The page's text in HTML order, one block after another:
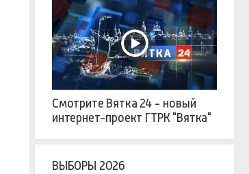
Смотрите Вятка 24 - новый
интернет-проект ГТРК "Вятка"
ВЫБОРЫ 2026